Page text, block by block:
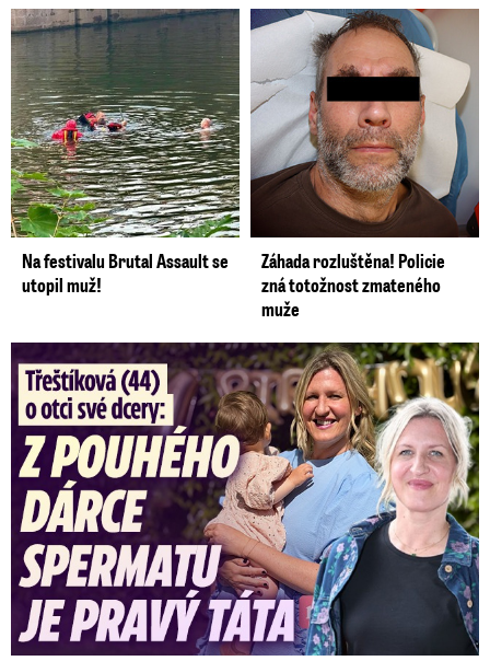
Na festivalu Brutal Assault se
utopil muž!
Záhada rozluštěna! Policie
zná totožnost zmateného
muže
Třeštíková (44) o otci dcery: Z dárce spermatu pravý táta